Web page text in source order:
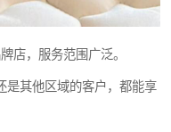
店，服务范围广泛。
是其他区域的客户，都能享